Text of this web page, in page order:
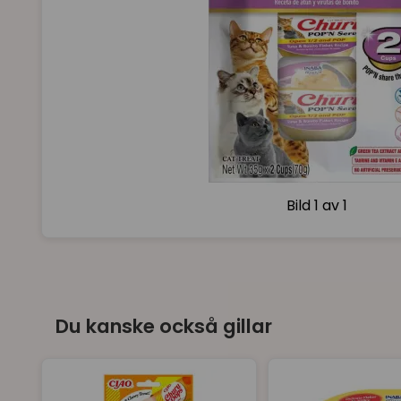
Bild1 av 1
Du kanske också gillar